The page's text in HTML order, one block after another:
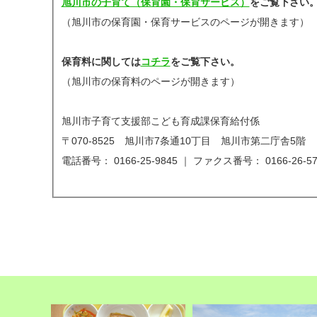
（旭川市の保育園・保育サービスのページが開きます）
保育料に関してはコチラをご覧下さい。
（旭川市の保育料のページが開きます）
旭川市子育て支援部こども育成課保育給付係
〒070-8525 旭川市7条通10丁目 旭川市第二庁舎5階
電話番号： 0166-25-9845 ｜ ファクス番号： 0166-26-